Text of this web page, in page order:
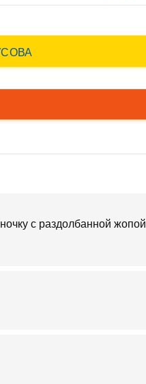
с раздолбанной жопой